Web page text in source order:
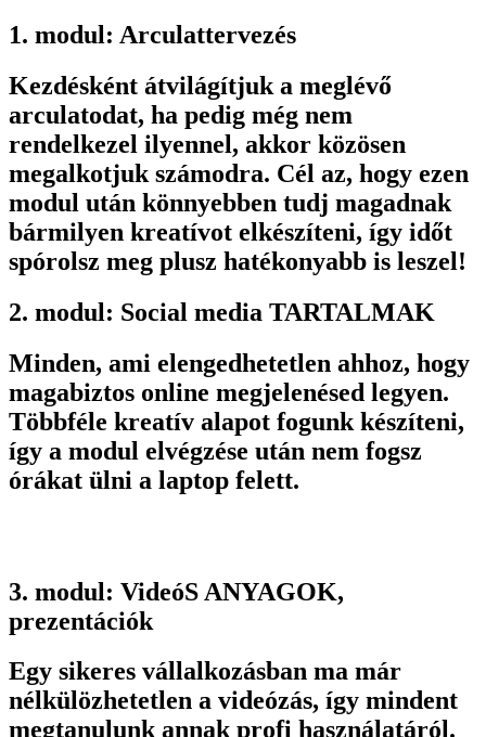
1. modul: Arculattervezés
Kezdésként átvilágítjuk a meglévő
arculatodat, ha pedig még nem
rendelkezel ilyennel, akkor közösen
megalkotjuk számodra. Cél az, hogy ezen
modul után könnyebben tudj magadnak
bármilyen kreatívot elkészíteni, így időt
spórolsz meg plusz hatékonyabb is leszel!
2. modul: Social media TARTALMAK
Minden, ami elengedhetetlen ahhoz, hogy
magabiztos online megjelenésed legyen.
Többféle kreatív alapot fogunk készíteni,
így a modul elvégzése után nem fogsz
órákat ülni a laptop felett.
3. modul: VideóS ANYAGOK,
prezentációk
Egy sikeres vállalkozásban ma már
nélkülözhetetlen a videózás, így mindent
megtanulunk annak profi használatáról.